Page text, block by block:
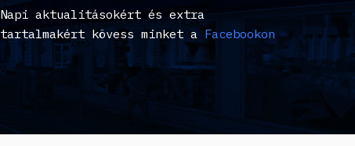
Napi aktualitásokért és extra
tartalmakért kövess minket aFacebookon